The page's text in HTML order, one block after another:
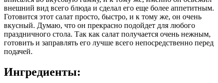
внешний вид всего блюда и сделал его еще более аппетитным.
Готовится этот салат просто, быстро, и к тому же, он очень
вкусный. Думаю, что он прекрасно подойдет для любого
праздничного стола. Так как салат получается очень нежным,
готовить и заправлять его лучше всего непосредственно перед
подачей.
Ингредиенты: